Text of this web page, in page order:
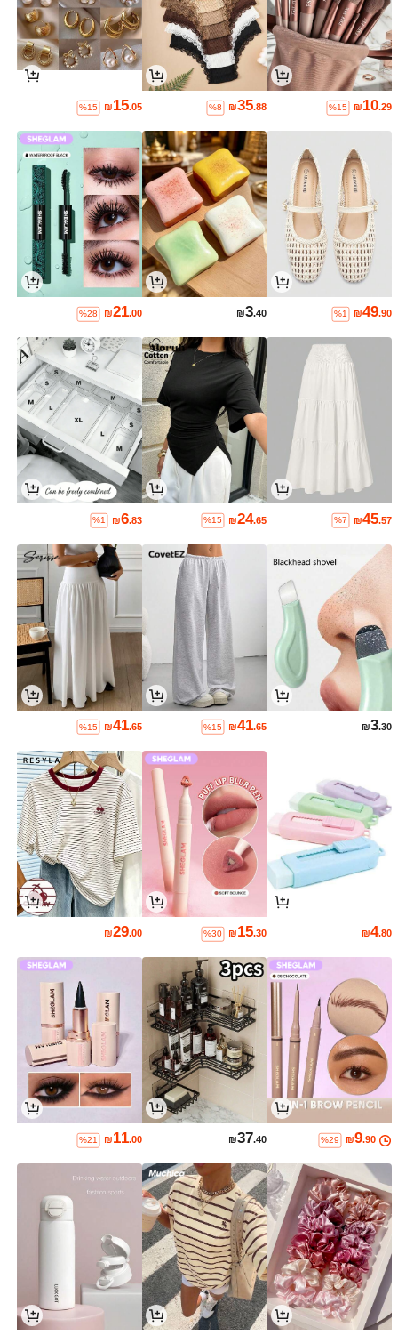
₪10.29
%15
₪35.88
%8
₪15.05
%15
₪49.90
%1
₪3.40
₪21.00
%28
₪45.57
%7
₪24.65
%15
₪6.83
%1
₪3.30
₪41.65
%15
₪41.65
%15
₪4.80
₪15.30
%30
₪29.00
₪9.90
%29
₪37.40
₪11.00
%21